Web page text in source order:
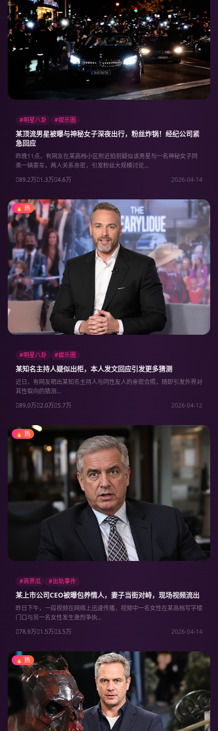
#明星八卦 #娱乐圈
某顶流男星被曝与神秘女子深夜出行，粉丝炸锅！经纪公司紧
急回应
昨晚11点，有网友在某高档小区附近拍到疑似该男星与一名神秘女子同
乘一辆豪车，两人关系亲密，引发粉丝大规模讨论...
89.2万 1.3万 4.6万 2026-04-14
🔥 热
#明星八卦 #娱乐圈
某知名主持人疑似出柜，本人发文回应引发更多猜测
近日，有网友晒出某知名主持人与同性友人的亲密合照，随即引发外界对
其性取向的猜测...
89.0万 2.0万 5.7万 2026-04-12
🔥 热
#商界瓜 #出轨事件
某上市公司CEO被曝包养情人，妻子当街对峙，现场视频流出
昨日下午，一段视频在网络上迅速传播，视频中一名女性在某高档写字楼
门口与另一名女性发生激烈争执...
78.9万 1.5万 3.5万 2026-04-14
🔥 热